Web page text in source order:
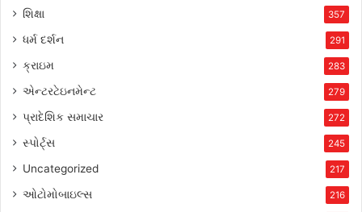
શિક્ષા 357
ધર્મ દર્શન 291
ક્રાઇમ 283
એન્ટરટેઇનમેન્ટ 279
પ્રાદેશિક સમાચાર 272
સ્પોર્ટ્સ 245
Uncategorized 217
ઓટોમોબાઇલ્સ 216